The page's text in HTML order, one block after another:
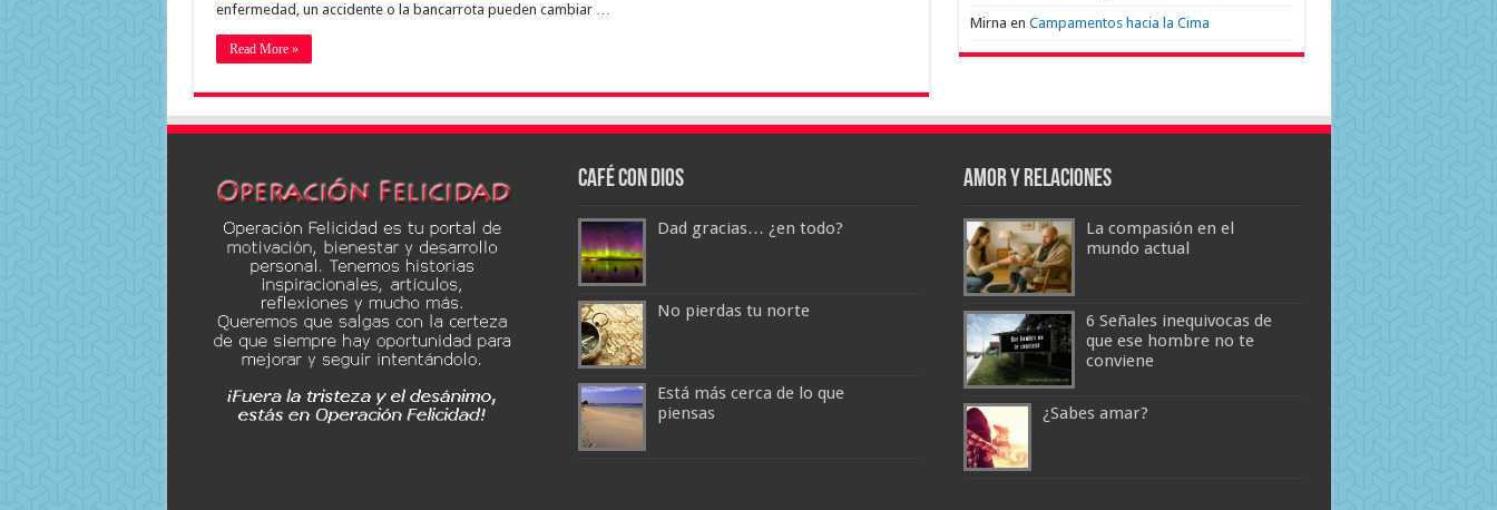
enfermedad, un accidente o la bancarrota pueden cambiar …
Read More »
Mirna en Campamentos hacia la Cima
Café con Dios
Dad gracias… ¿en todo?
No pierdas tu norte
Está más cerca de lo que
piensas
Amor y Relaciones
La compasión en el
mundo actual
6 Señales inequivocas de
que ese hombre no te
conviene
¿Sabes amar?